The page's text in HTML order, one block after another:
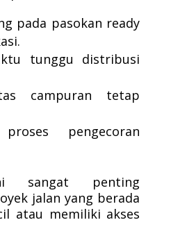
pada pasokan ready
tunggu distribusi
campuran tetap
pengecoran
sangat penting
jalan yang berada
atau memiliki akses